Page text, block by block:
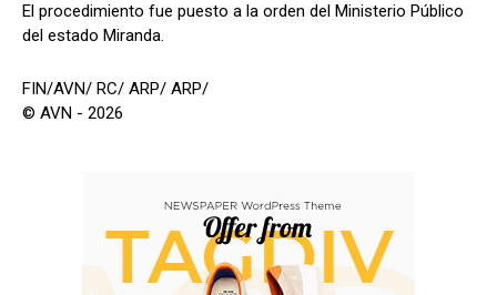
El procedimiento fue puesto a la orden del Ministerio Público
del estado Miranda.
FIN/AVN/ RC/ ARP/ ARP/
© AVN - 2026